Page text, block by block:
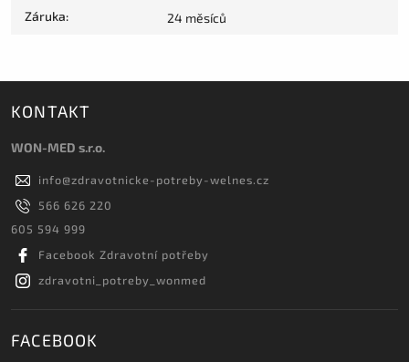
Záruka: 24 měsíců
KONTAKT
WON-MED s.r.o.
info@zdravotnicke-potreby-welnes.cz
566 626 220
605 594 999
Facebook Zdravotní potřeby
zdravotni_potreby_wonmed
FACEBOOK